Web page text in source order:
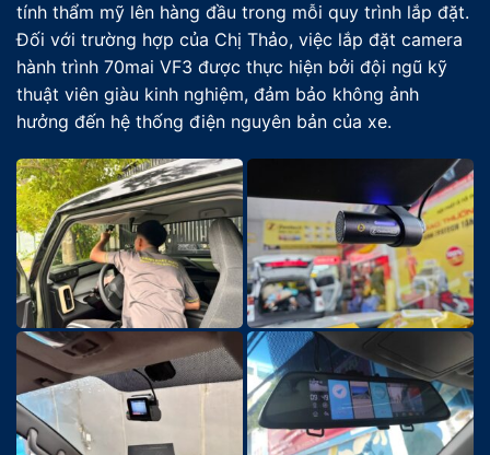
tính thẩm mỹ lên hàng đầu trong mỗi quy trình lắp đặt.
Đối với trường hợp của Chị Thảo, việc lắp đặt camera
hành trình 70mai VF3 được thực hiện bởi đội ngũ kỹ
thuật viên giàu kinh nghiệm, đảm bảo không ảnh
hưởng đến hệ thống điện nguyên bản của xe.